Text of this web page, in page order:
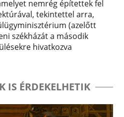
nemrég építettek fel
tekintettel arra,
(azelőtt
székházát a második
hivatkozva
IS ÉRDEKELHETIK